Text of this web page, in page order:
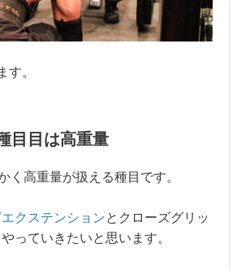
す。
目目は高重量
く高重量が扱える種目です。
クステンションとクローズグリッ
っていきたいと思います。